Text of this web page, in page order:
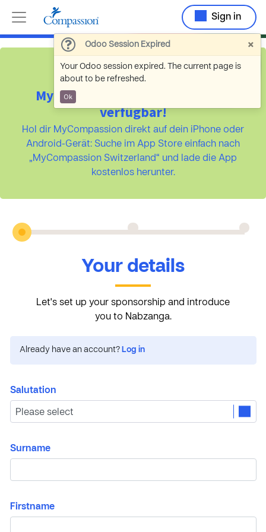
Odoo Session Expired ×
Your Odoo session expired. The current page is
about to be refreshed.
Ok
Sign in
MyCompassion ist jetzt als App
verfügbar!
Hol dir MyCompassion direkt auf dein iPhone oder
Android-Gerät: Suche im App Store einfach nach
„MyCompassion Switzerland“ und lade die App
kostenlos herunter.
Your details
Let's set up your sponsorship and introduce
you to Nabzanga.
Already have an account? Log in
Salutation
Surname
Firstname